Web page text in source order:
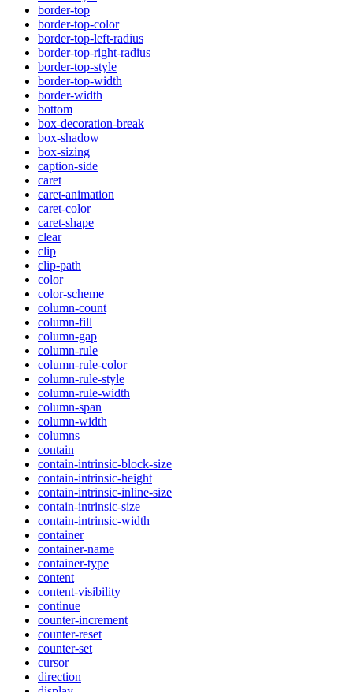
border-top
border-top-color
border-top-left-radius
border-top-right-radius
border-top-style
border-top-width
border-width
bottom
box-decoration-break
box-shadow
box-sizing
caption-side
caret
caret-animation
caret-color
caret-shape
clear
clip
clip-path
color
color-scheme
column-count
column-fill
column-gap
column-rule
column-rule-color
column-rule-style
column-rule-width
column-span
column-width
columns
contain
contain-intrinsic-block-size
contain-intrinsic-height
contain-intrinsic-inline-size
contain-intrinsic-size
contain-intrinsic-width
container
container-name
container-type
content
content-visibility
continue
counter-increment
counter-reset
counter-set
cursor
direction